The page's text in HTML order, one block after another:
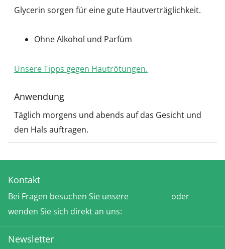
Glycerin sorgen für eine gute Hautverträglichkeit.
Ohne Alkohol und Parfüm
Unsere Tipps gegen Hautrötungen.
Anwendung
Täglich morgens und abends auf das Gesicht und
den Hals auftragen.
Kontakt
Bei Fragen besuchen Sie unsere
oder
wenden Sie sich direkt an uns:
Newsletter